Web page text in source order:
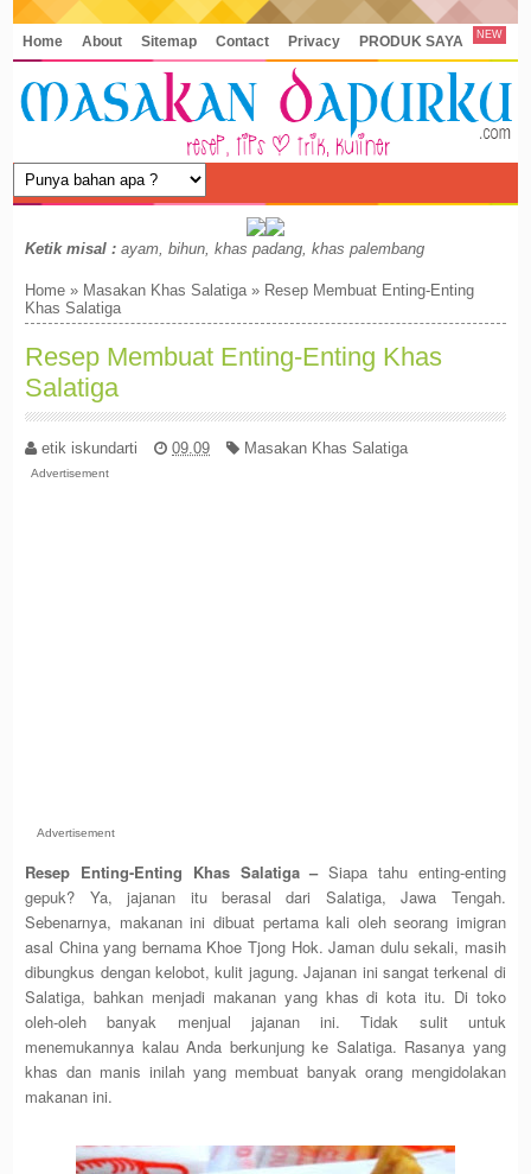
Home About Sitemap Contact Privacy PRODUK SAYA NEW
Ketik misal : ayam, bihun, khas padang, khas palembang
Home » Masakan Khas Salatiga» Resep Membuat Enting-Enting
Khas Salatiga
Resep Membuat Enting-Enting Khas
Salatiga
etik iskundarti 09.09 Masakan Khas Salatiga
Advertisement
Advertisement
Resep Enting-Enting Khas Salatiga –Siapa tahu enting-enting
gepuk? Ya, jajanan itu berasal dari Salatiga, Jawa Tengah.
Sebenarnya, makanan ini dibuat pertama kali oleh seorang imigran
asal China yang bernama Khoe Tjong Hok. Jaman dulu sekali, masih
dibungkus dengan kelobot, kulit jagung. Jajanan ini sangat terkenal di
Salatiga, bahkan menjadi makanan yang khas di kota itu. Di toko
oleh-oleh banyak menjual jajanan ini. Tidak sulit untuk
menemukannya kalau Anda berkunjung ke Salatiga. Rasanya yang
khas dan manis inilah yang membuat banyak orang mengidolakan
makanan ini.